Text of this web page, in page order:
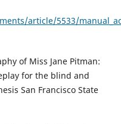
article/5533/
of Miss Jane Pitman:
for the blind and
San Francisco State